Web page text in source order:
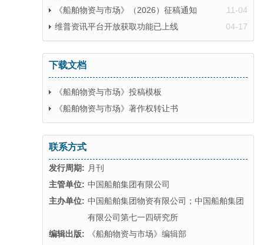
11-04
《船舶物资与市场》（2026）征稿通知
04-17
维普资讯平台开放获取功能已上线
下载文档
《船舶物资与市场》投稿模板
《船舶物资与市场》著作权转让书
联系方式
发行周期: 月刊
主管单位: 中国船舶集团有限公司
主办单位: 中国船舶集团物资有限公司；中国船舶集团
有限公司第七一四研究所
编辑出版:
《船舶物资与市场》编辑部